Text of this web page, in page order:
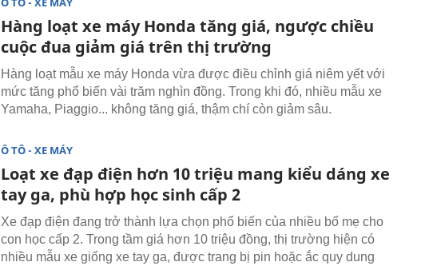
Hàng loạt xe máy Honda tăng giá, ngược chiều
cuộc đua giảm giá trên thị trường
Hàng loạt mẫu xe máy Honda vừa được điều chỉnh giá niêm yết với
mức tăng phổ biến vài trăm nghìn đồng. Trong khi đó, nhiều mẫu xe
Yamaha, Piaggio... không tăng giá, thậm chí còn giảm sâu.
Ô TÔ - XE MÁY
Loạt xe đạp điện hơn 10 triệu mang kiểu dáng xe
tay ga, phù hợp học sinh cấp 2
Xe đạp điện đang trở thành lựa chọn phổ biến của nhiều bố mẹ cho
con học cấp 2. Trong tầm giá hơn 10 triệu đồng, thị trường hiện có
nhiều mẫu xe giống xe tay ga, được trang bị pin hoặc ắc quy dung